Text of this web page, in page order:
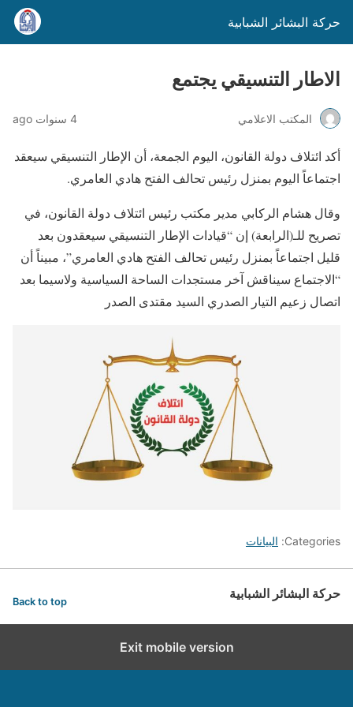
حركة البشائر الشبابية
الاطار التنسيقي يجتمع
المكتب الاعلامي 4 سنوات ago
أكد ائتلاف دولة القانون، اليوم الجمعة، أن الإطار التنسيقي سيعقد
اجتماعاً اليوم بمنزل رئيس تحالف الفتح هادي العامري.
وقال هشام الركابي مدير مكتب رئيس ائتلاف دولة القانون، في
تصريح للـ(الرابعة) إن “قيادات الإطار التنسيقي سيعقدون بعد
قليل اجتماعاً بمنزل رئيس تحالف الفتح هادي العامري”، مبيناً أن
“الاجتماع سيناقش آخر مستجدات الساحة السياسية ولاسيما بعد
اتصال زعيم التيار الصدري السيد مقتدى الصدر
Categories: البيانات
حركة البشائر الشبابية Back to top
Exit mobile version